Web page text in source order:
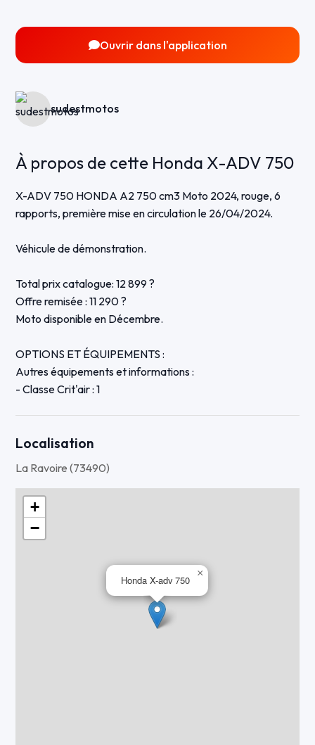
Ouvrir dans l'application
sudestmotos
À propos de cette Honda X-ADV 750
X-ADV 750 HONDA A2 750 cm3 Moto 2024, rouge, 6
rapports, première mise en circulation le 26/04/2024.
Véhicule de démonstration.
Total prix catalogue: 12 899 ?
Offre remisée : 11 290 ?
Moto disponible en Décembre.
OPTIONS ET ÉQUIPEMENTS :
Autres équipements et informations :
- Classe Crit'air : 1
Localisation
La Ravoire (73490)
Honda X-adv 750
×
+
−